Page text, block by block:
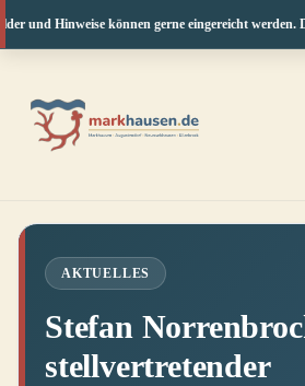
Hinweise können gerne eingereicht werden.
springen
AKTUELLES
Stefan
stellvertretender